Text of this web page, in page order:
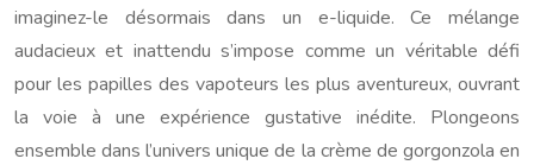
imaginez-le désormais dans un e-liquide. Ce mélange
audacieux et inattendu s’impose comme un véritable défi
pour les papilles des vapoteurs les plus aventureux, ouvrant
la voie à une expérience gustative inédite. Plongeons
ensemble dans l’univers unique de la crème de gorgonzola en